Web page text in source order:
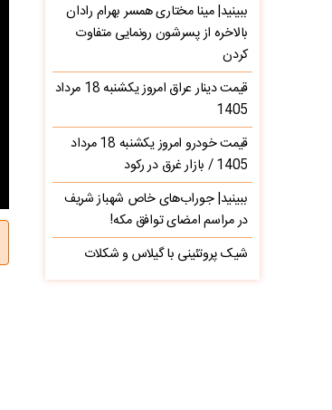
ببینید| مینا مختاری همسر بهرام رادان
بالاخره از پسرشون رونمایی متفاوت
کردن
قیمت دینار عراق امروز یکشنبه 18 مرداد
1405
قیمت خودرو امروز یکشنبه 18 مرداد
1405 / بازار غرق در رکود
ببینید| جوراب‌های خاص شهباز شریف
در مراسم امضای توافق مکه!
شیک پروتئینی با گیلاس و شکلات